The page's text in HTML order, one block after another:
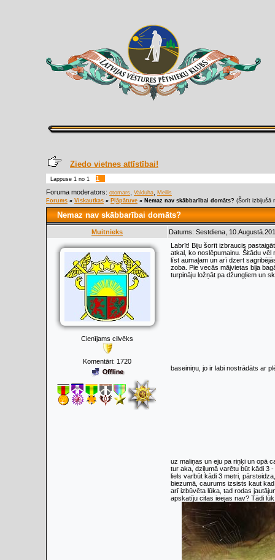
Ziedo vietnes attīstībai!
Lappuse 1 no 1
1
Foruma moderators: otomars Valduha
Meilis
Forums » Viskautkas » Pļāpātuve » Nemaz nav skābbarībai domāts? (Šorīt izbijušā
Nemaz nav skābbarībai domāts?
Muitnieks Datums: Sestdiena,
Cienījams cilvēks
Komentāri: 1720
Labrīt! Biju šorīt izbraucis
atkal, ko noslēpumainu. Šitādu
līst aumaļam un arī dzert
zoba. Pie vecās mājvietas bija
turpināju ložņāt pa džungļiem un
baseiniņu, jo ir labi nostrādāts ar
uz maliņas un eju pa riņķi un opā
tur aka, dziļumā varētu būt kādi 3
liels varbūt kādi 3 metri,
biezumā, caurums izsists kaut
arī izbūvēta lūka, tad rodas
apskatīju citas ieejas nav? Tādi